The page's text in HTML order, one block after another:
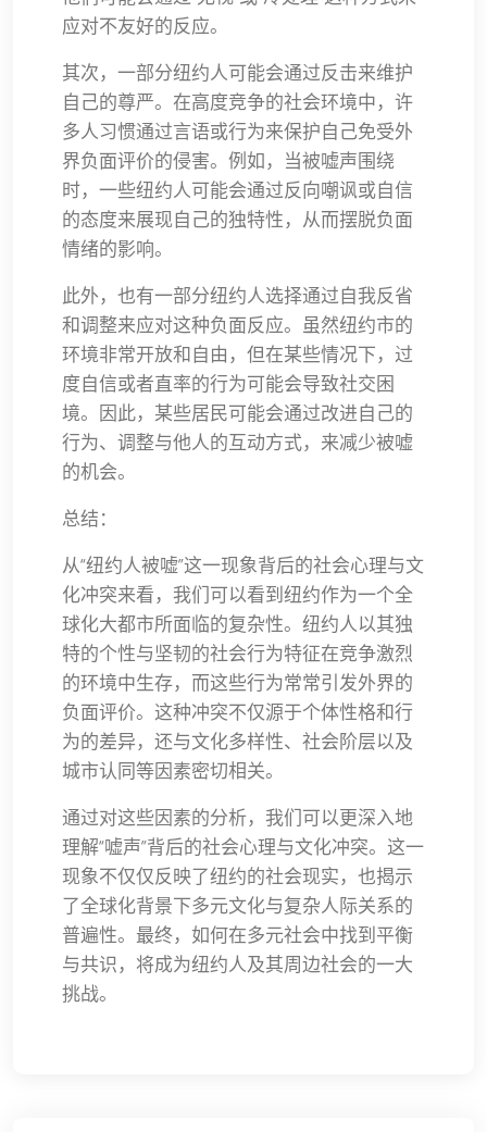
应对不友好的反应。
其次，一部分纽约人可能会通过反击来维护
自己的尊严。在高度竞争的社会环境中，许
多人习惯通过言语或行为来保护自己免受外
界负面评价的侵害。例如，当被嘘声围绕
时，一些纽约人可能会通过反向嘲讽或自信
的态度来展现自己的独特性，从而摆脱负面
情绪的影响。
此外，也有一部分纽约人选择通过自我反省
和调整来应对这种负面反应。虽然纽约市的
环境非常开放和自由，但在某些情况下，过
度自信或者直率的行为可能会导致社交困
境。因此，某些居民可能会通过改进自己的
行为、调整与他人的互动方式，来减少被嘘
的机会。
总结：
从“纽约人被嘘”这一现象背后的社会心理与文
化冲突来看，我们可以看到纽约作为一个全
球化大都市所面临的复杂性。纽约人以其独
特的个性与坚韧的社会行为特征在竞争激烈
的环境中生存，而这些行为常常引发外界的
负面评价。这种冲突不仅源于个体性格和行
为的差异，还与文化多样性、社会阶层以及
城市认同等因素密切相关。
通过对这些因素的分析，我们可以更深入地
理解“嘘声”背后的社会心理与文化冲突。这一
现象不仅仅反映了纽约的社会现实，也揭示
了全球化背景下多元文化与复杂人际关系的
普遍性。最终，如何在多元社会中找到平衡
与共识，将成为纽约人及其周边社会的一大
挑战。